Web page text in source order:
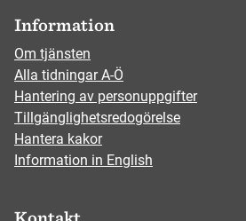
Information
Om tjänsten
Alla tidningar A-Ö
Hantering av personuppgifter
Tillgänglighetsredogörelse
Hantera kakor
Information in English